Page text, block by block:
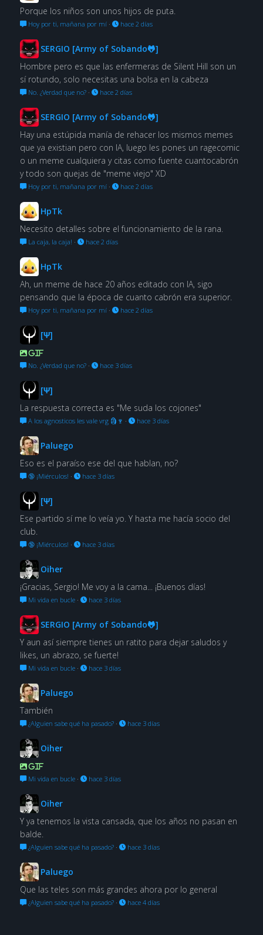
Porque los niños son unos hijos de puta.
Hoy por ti, mañana por mí· hace 2 días
SERGIO [Army of Sobando🐸]
Hombre pero es que las enfermeras de Silent Hill son un
sí rotundo, solo necesitas una bolsa en la cabeza
No. ¿Verdad que no?· hace 2 días
SERGIO [Army of Sobando🐸]
Hay una estúpida manía de rehacer los mismos memes
que ya existian pero con IA, luego les pones un ragecomic
o un meme cualquiera y citas como fuente cuantocabrón
y todo son quejas de "meme viejo" XD
Hoy por ti, mañana por mí· hace 2 días
HpTk
Necesito detalles sobre el funcionamiento de la rana.
La caja, la caja! · hace 2 días
HpTk
Ah, un meme de hace 20 años editado con IA, sigo
pensando que la época de cuanto cabrón era superior.
Hoy por ti, mañana por mí· hace 2 días
[Ψ]
GIF
No. ¿Verdad que no?· hace 3 días
[Ψ]
La respuesta correcta es "Me suda los cojones"
A los agnosticos les vale vrg 🗿🍷 · hace 3 días
Paluego
Eso es el paraíso ese del que hablan, no?
🔞 ¡Miérculos! · hace 3 días
[Ψ]
Ese partido sí me lo veía yo. Y hasta me hacía socio del
club.
🔞 ¡Miérculos! · hace 3 días
Oiher
¡Gracias, Sergio! Me voy a la cama... ¡Buenos días!
Mi vida en bucle· hace 3 días
SERGIO [Army of Sobando🐸]
Y aun así siempre tienes un ratito para dejar saludos y
likes, un abrazo, se fuerte!
Mi vida en bucle· hace 3 días
Paluego
También
¿Alguien sabe qué ha pasado?· hace 3 días
Oiher
GIF
Mi vida en bucle· hace 3 días
Oiher
Y ya tenemos la vista cansada, que los años no pasan en
balde.
¿Alguien sabe qué ha pasado?· hace 3 días
Paluego
Que las teles son más grandes ahora por lo general
¿Alguien sabe qué ha pasado?· hace 4 días